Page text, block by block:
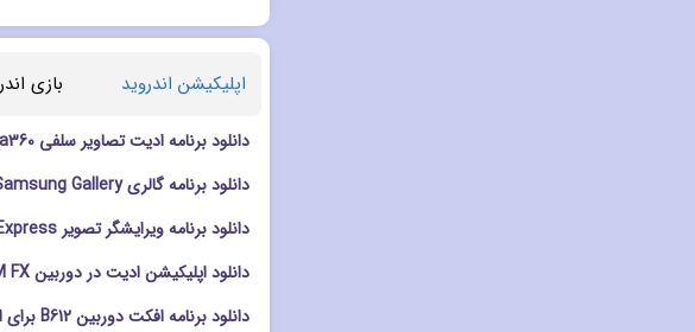
اپلیکیشن اندروید بازی
دانلود برنامه ادیت تصاویر سلفی Camera360 برای اندروید
دانلود برنامه گالری Samsung Gallery برای اندروید
دانلود برنامه ویرایشگر تصویر Adobe Photoshop Express برای اندروید
دانلود اپلیکیشن ادیت در دوربین Camera ZOOM FX برای اندروید
دانلود برنامه افکت دوربین B612 برای اندروید